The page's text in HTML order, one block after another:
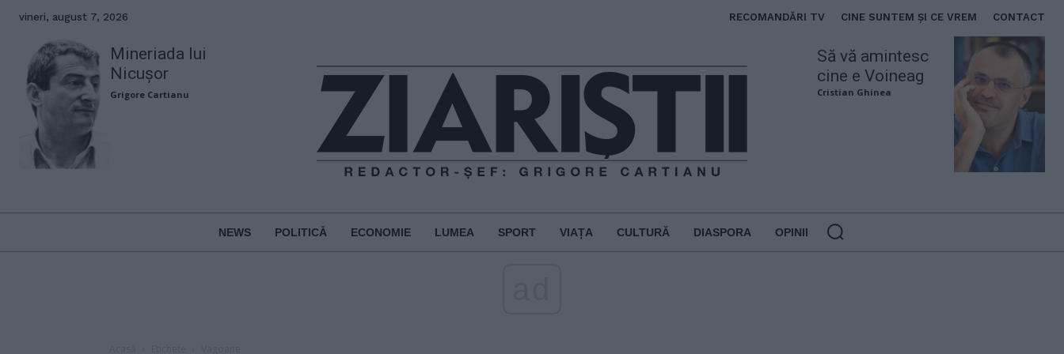
vineri, august 7, 2026 RECOMANDĂRI TV CINE SUNTEM ȘI CE VREM CONTACT
Mineriada lui
Nicușor
Grigore Cartianu
Să vă amintesc
cine e Voineag
Cristian Ghinea
NEWS POLITICĂ ECONOMIE LUMEA SPORT VIAȚA CULTURĂ DIASPORA OPINII